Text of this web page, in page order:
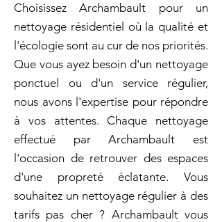
Choisissez Archambault pour un
nettoyage résidentiel où la qualité et
l'écologie sont au cur de nos priorités.
Que vous ayez besoin d'un nettoyage
ponctuel ou d'un service régulier,
nous avons l'expertise pour répondre
à vos attentes. Chaque nettoyage
effectué par Archambault est
l'occasion de retrouver des espaces
d'une propreté éclatante. Vous
souhaitez un nettoyage régulier à des
tarifs pas cher ? Archambault vous